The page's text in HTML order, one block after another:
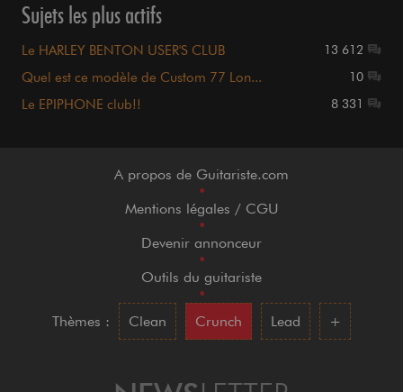
Sujets les plus actifs
Le HARLEY BENTON USER'S CLUB 13 612
Quel est ce modèle de Custom 77 Lon... 10
Le EPIPHONE club!! 8 331
A propos de Guitariste.com
•
Mentions légales / CGU
•
Devenir annonceur
•
Outils du guitariste
•
Thèmes :
Clean Crunch Lead +